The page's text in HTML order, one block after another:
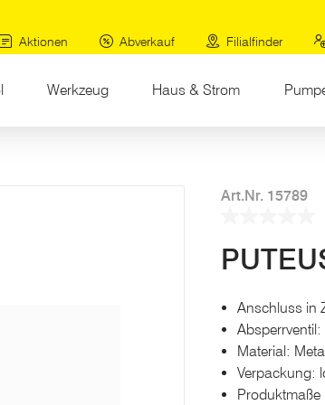
Aktionen
Abverkauf Filialfinder
Werkzeug Haus & Strom
Art.Nr. 15789
Link
auf
Anschluss in
Absperrventil:
Material:
Verpackung:
Produktmaße